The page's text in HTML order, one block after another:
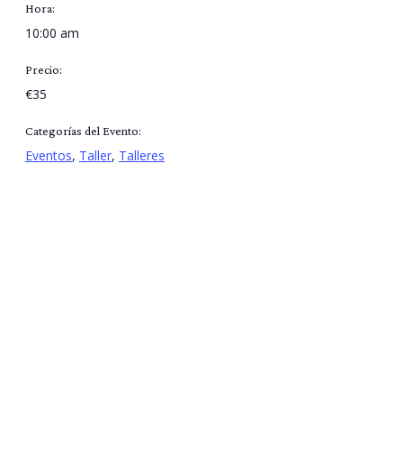
Hora:
10:00 am
Precio:
€35
Categorías del Evento:
Eventos, Taller, Talleres